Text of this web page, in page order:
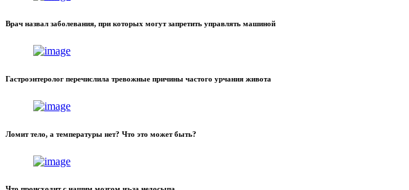
Врач назвал заболевания, при которых могут запретить управлять машиной
Гастроэнтеролог перечислила тревожные причины частого урчания живота
Ломит тело, а температуры нет? Что это может быть?